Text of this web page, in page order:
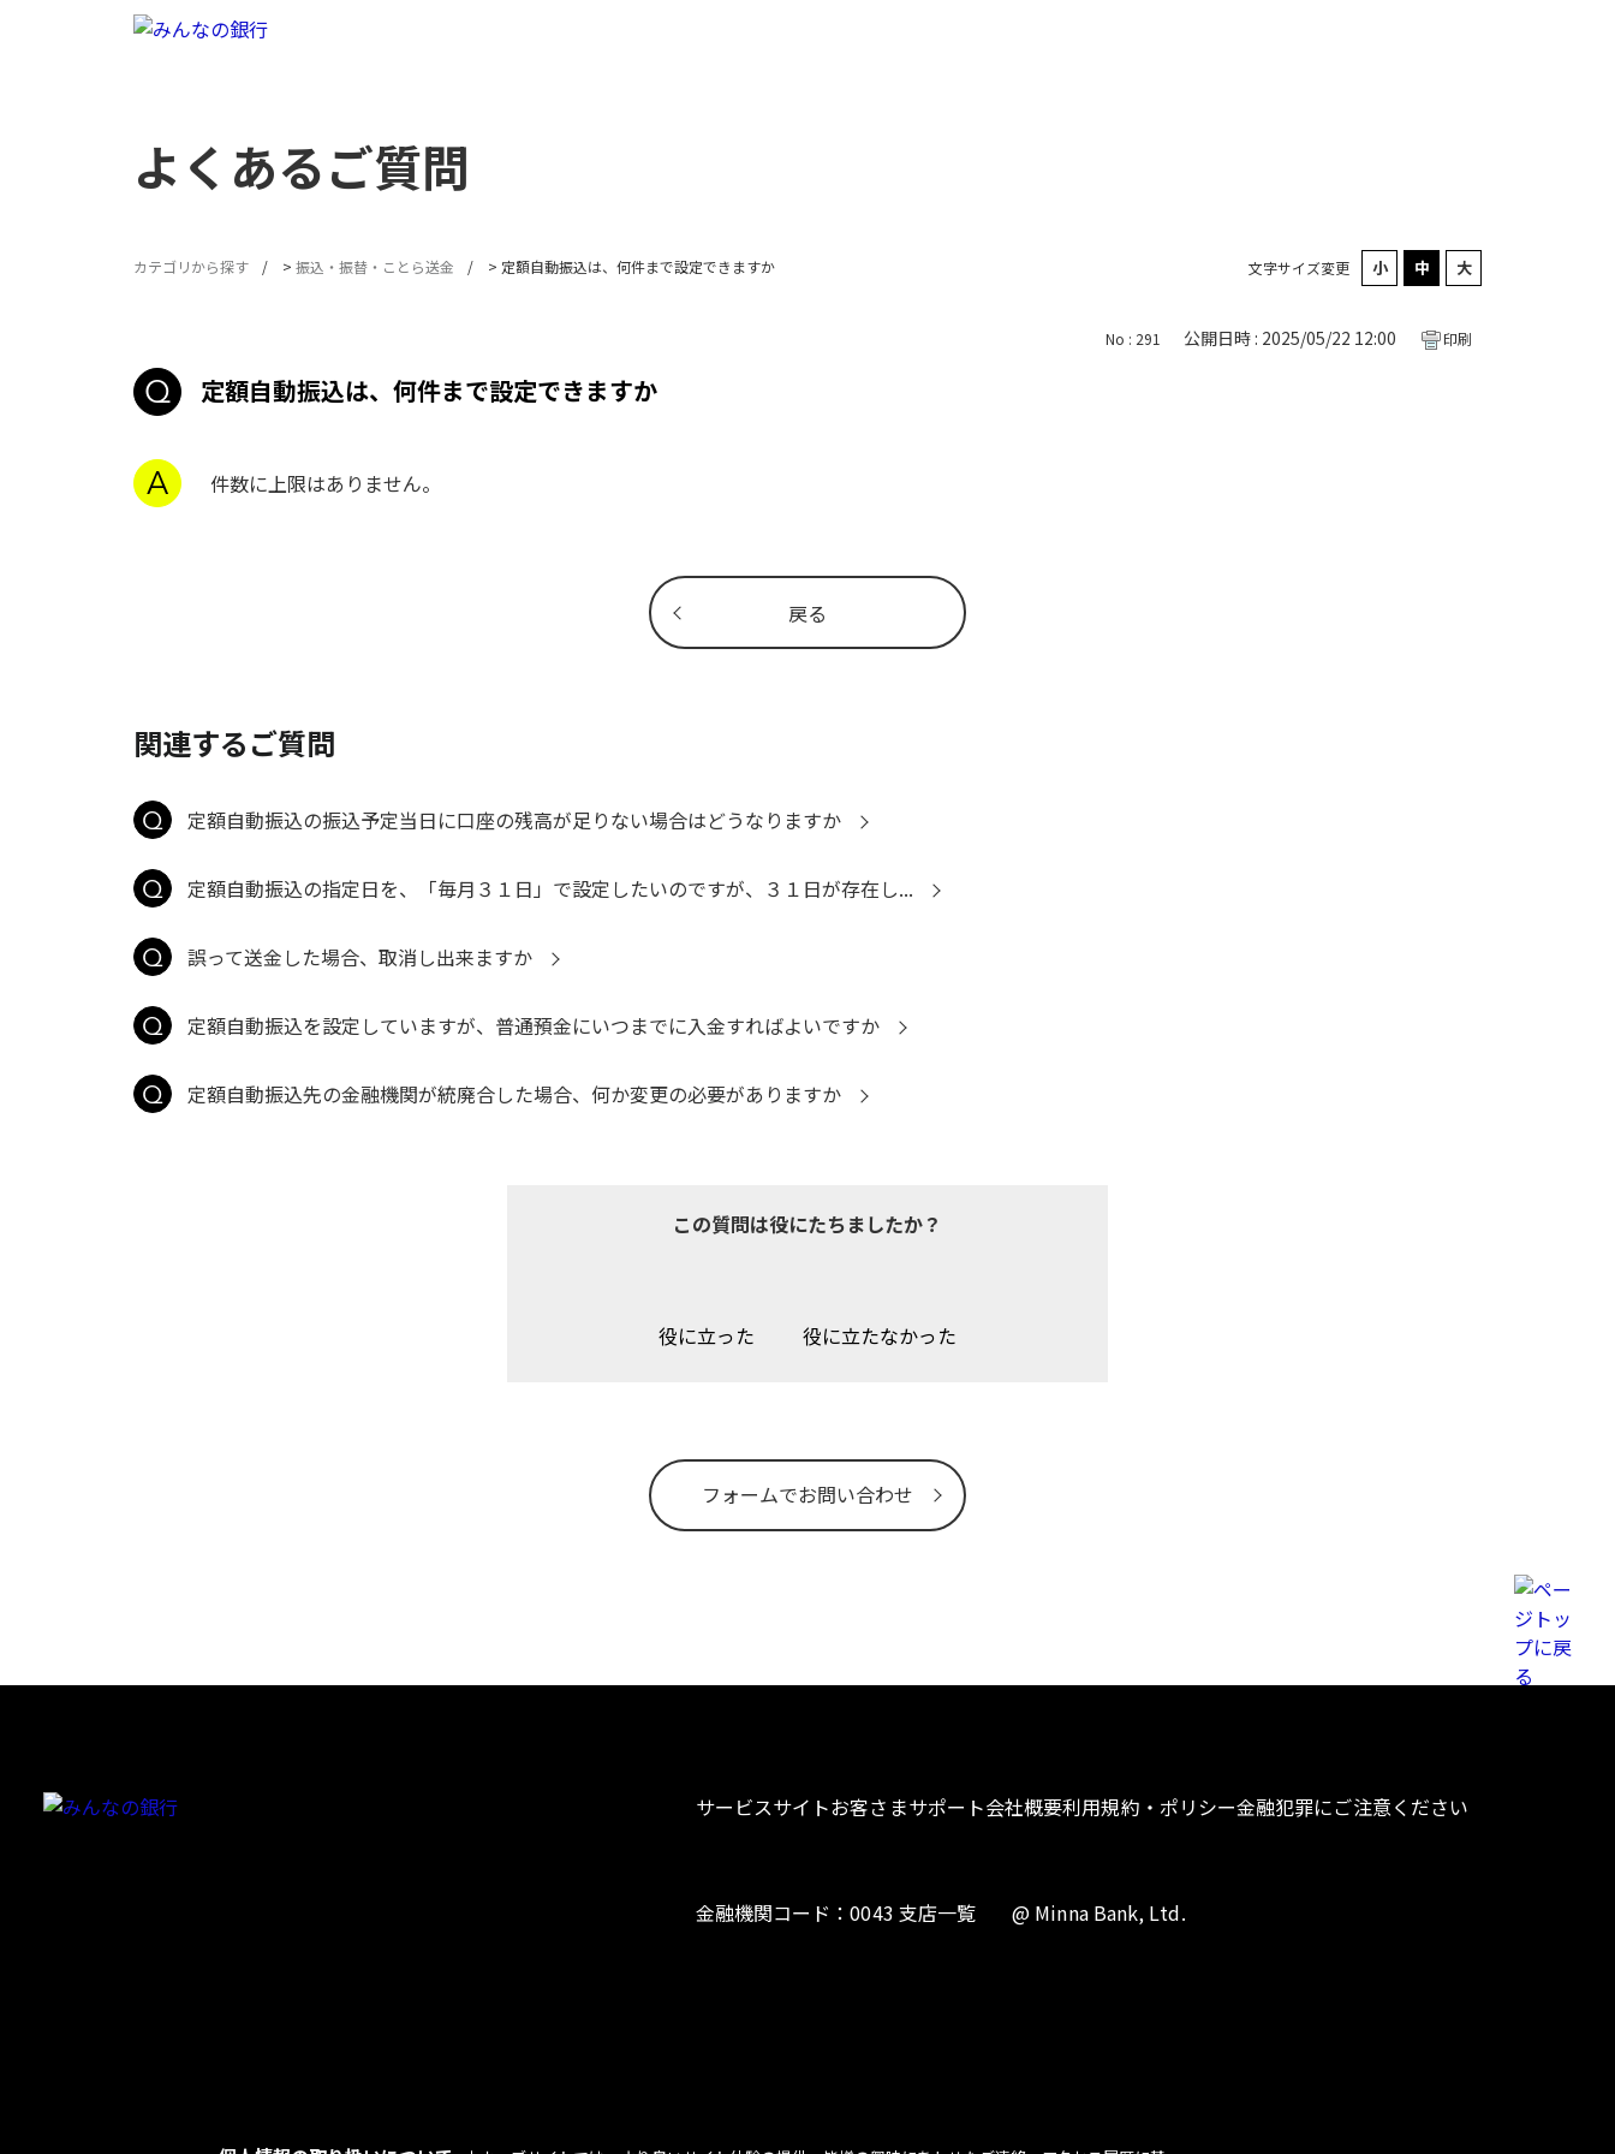
よくあるご質問
文字サイズ変更
カテゴリから探す > 振込・振替・ことら送金 > 定額自動振込は、何件まで設定できますか
戻る
No : 291 公開日時 : 2025/05/22 12:00 印刷
定額自動振込は、何件まで設定できますか
件数に上限はありません。
関連するご質問
定額自動振込の振込予定当日に口座の残高が足りない場合はどうなりますか
定額自動振込の指定日を、「毎月３１日」で設定したいのですが、３１日が存在し...
誤って送金した場合、取消し出来ますか
定額自動振込を設定していますが、普通預金にいつまでに入金すればよいですか
定額自動振込先の金融機関が統廃合した場合、何か変更の必要がありますか
この質問は役にたちましたか？
役に立った 役に立たなかった
フォームでお問い合わせ
サービスサイトお客さまサポート会社概要利用規約・ポリシー金融犯罪にご注意ください
金融機関コード：0043 支店一覧 @ Minna Bank, Ltd.